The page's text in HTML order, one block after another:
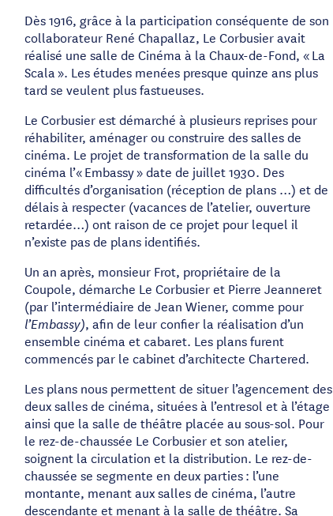
Dès 1916, grâce à la participation conséquente de son
collaborateur René Chapallaz, Le Corbusier avait
réalisé une salle de Cinéma à la Chaux-de-Fond, « La
Scala ». Les études menées presque quinze ans plus
tard se veulent plus fastueuses.
Le Corbusier est démarché à plusieurs reprises pour
réhabiliter, aménager ou construire des salles de
cinéma. Le projet de transformation de la salle du
cinéma l’« Embassy » date de juillet 1930. Des
difficultés d’organisation (réception de plans …) et de
délais à respecter (vacances de l’atelier, ouverture
retardée…) ont raison de ce projet pour lequel il
n’existe pas de plans identifiés.
Un an après, monsieur Frot, propriétaire de la
Coupole, démarche Le Corbusier et Pierre Jeanneret
(par l’intermédiaire de Jean Wiener, comme pour
l’Embassy), afin de leur confier la réalisation d’un
ensemble cinéma et cabaret. Les plans furent
commencés par le cabinet d’architecte Chartered.
Les plans nous permettent de situer l’agencement des
deux salles de cinéma, situées à l’entresol et à l’étage
ainsi que la salle de théâtre placée au sous-sol. Pour
le rez-de-chaussée Le Corbusier et son atelier,
soignent la circulation et la distribution. Le rez-de-
chaussée se segmente en deux parties : l’une
montante, menant aux salles de cinéma, l’autre
descendante et menant à la salle de théâtre. Sa